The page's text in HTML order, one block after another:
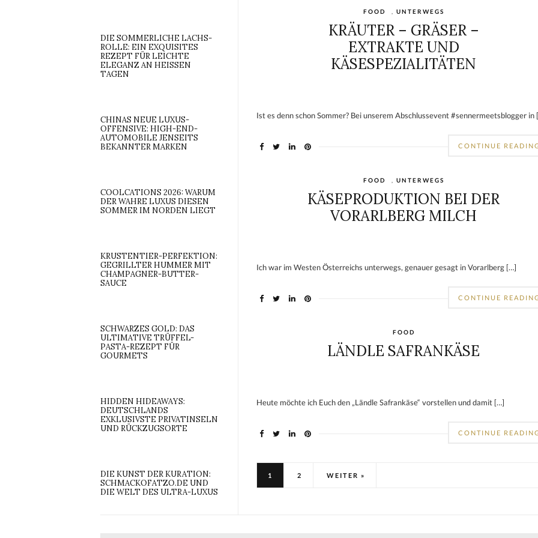
FOOD UNTERWEGS
KRÄUTER – GRÄSER –
EXTRAKTE UND
KÄSESPEZIALITÄTEN
Ist es denn schon Sommer? Bei unserem Abschlussevent #sennermeetsblogger in
CONTINUE
FOOD UNTERWEGS
KÄSEPRODUKTION BEI DER
VORARLBERG MILCH
Ich war im Westen Österreichs unterwegs, genauer gesagt in Vorarlberg […]
CONTINUE
FOOD
LÄNDLE SAFRANKÄSE
Heute möchte ich Euch den „Ländle Safrankäse“ vorstellen und damit […]
CONTINUE
1 2 WEITER »
DIE SOMMERLICHE LACHS-
ROLLE: EIN EXQUISITES
REZEPT FÜR LEICHTE
ELEGANZ AN HEISSEN T
AGEN
CHINAS NEUE LUXUS-
OFFENSIVE: HIGH-END-
AUTOMOBILE JENSEITS
BEKANNTER MARKEN
COOLCATIONS 2026: WARUM
DER WAHRE LUXUS DIESEN
SOMMER IM NORDEN LIEGT
KRUSTENTIER-PERFEKTION:
GEGRILLTER HUMMER MIT
CHAMPAGNER-BUTTER-
SAUCE
SCHWARZES GOLD: DAS
ULTIMATIVE TRÜFFEL-
PASTA-REZEPT FÜR
GOURMETS
HIDDEN HIDEAWAYS:
DEUTSCHLANDS
EXKLUSIVSTE PRIVATINSELN
UND RÜCKZUGSORTE
DIE KUNST DER KURATION:
SCHMACKOFATZO.DE UND
DIE WELT DES ULTRA-LUXUS